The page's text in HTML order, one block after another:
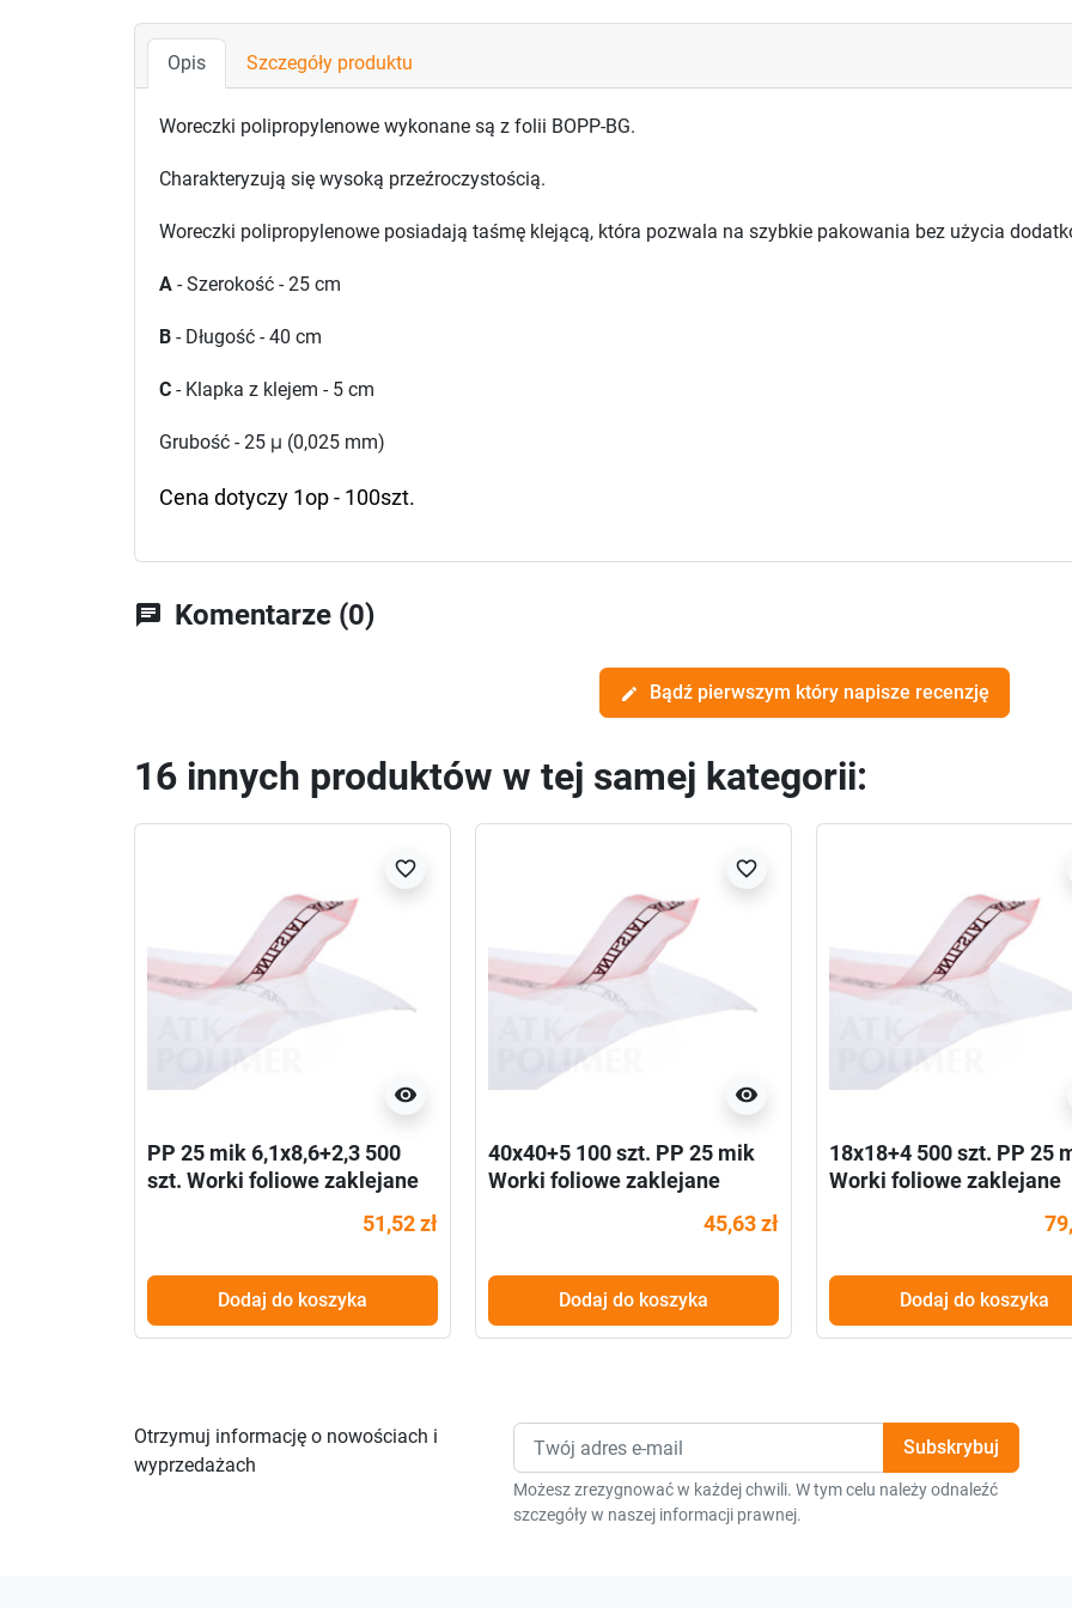
Opis Szczegóły produktu
Woreczki polipropylenowe wykonane są z folii BOPP-BG.
Charakteryzują się wysoką przeźroczystością.
Woreczki polipropylenowe posiadają taśmę klejącą, która pozwala na szybkie pakowania bez użycia
A - Szerokość - 25 cm
B - Długość - 40 cm
C - Klapka z klejem - 5 cm
Grubość - 25 μ (0,025 mm)
Cena dotyczy 1op - 100szt.
chat Komentarze (0)
edit Bądź pierwszym który napisze recenzję
16 innych produktów w tej samej kategorii:
visibility
favorite_border
PP 25 mik 6,1x8,6+2,3 500
szt. Worki foliowe zaklejane
51,52 zł
Dodaj do koszyka
visibility
favorite_border
40x40+5 100 szt. PP 25 mik
Worki foliowe zaklejane
45,63 zł
Dodaj do koszyka
18x18+4 500 szt. PP 25
Worki foliowe zaklejane
Dodaj do koszyka
Otrzymuj informację o nowościach i
wyprzedażach
Możesz zrezygnować w każdej chwili. W tym celu należy odnaleźć
szczegóły w naszej informacji prawnej.